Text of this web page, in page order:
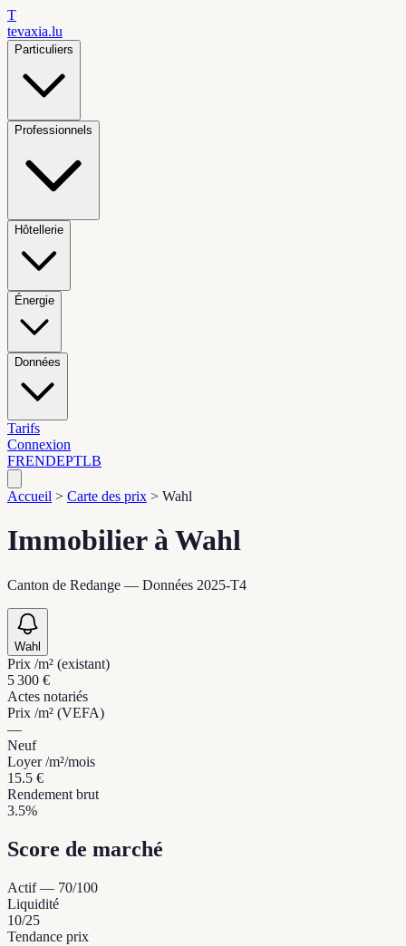
T
tevaxia.lu
Particuliers
Professionnels
Hôtellerie
Énergie
Données
Tarifs
Connexion
FRENDEPTLB
Accueil > Carte des prix > Wahl
Immobilier à Wahl
Canton de Redange — Données 2025-T4
Wahl
Prix /m² (existant)
5 300 €
Actes notariés
Prix /m² (VEFA)
—
Neuf
Loyer /m²/mois
15.5 €
Rendement brut
3.5%
Score de marché
Actif— 70/100
Liquidité
10/25
Tendance prix